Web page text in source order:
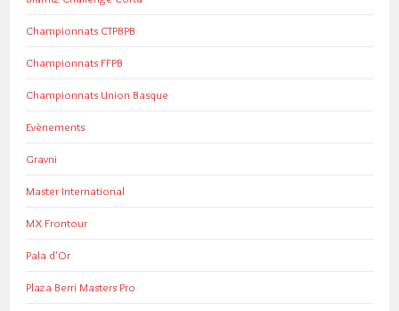
Championnats CTPBPB
Championnats FFPB
Championnats Union Basque
Evènements
Gravni
Master International
MX Frontour
Pala d'Or
Plaza Berri Masters Pro